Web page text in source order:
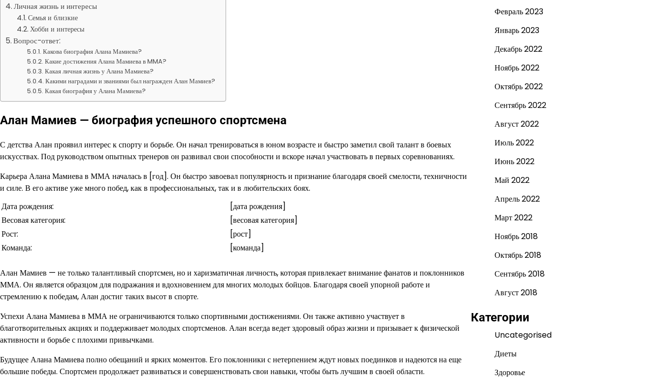
Личная жизнь и интересы
Семья и близкие
Хобби и интересы
Вопрос-ответ:
Какова биография Алана Мамиева?
Какие достижения Алана Мамиева в MMA?
Какая личная жизнь у Алана Мамиева?
Какими наградами и званиями был награжден Алан Мамиев?
Какая биография у Алана Мамиева?
Алан Мамиев — биография успешного спортсмена
С детства Алан проявил интерес к спорту и борьбе. Он начал тренироваться в юном возрасте и быстро заметил свой талант в боевых
искусствах. Под руководством опытных тренеров он развивал свои способности и вскоре начал участвовать в первых соревнованиях.
Карьера Алана Мамиева в ММА началась в [год]. Он быстро завоевал популярность и признание благодаря своей смелости, техничности
и силе. В его активе уже много побед, как в профессиональных, так и в любительских боях.
Дата рождения:
[дата рождения]
Весовая категория:
[весовая категория]
Рост:
[рост]
Команда:
[команда]
Алан Мамиев — не только талантливый спортсмен, но и харизматичная личность, которая привлекает внимание фанатов и поклонников
ММА. Он является образцом для подражания и вдохновением для многих молодых бойцов. Благодаря своей упорной работе и
стремлению к победам, Алан достиг таких высот в спорте.
Успехи Алана Мамиева в ММА не ограничиваются только спортивными достижениями. Он также активно участвует в
благотворительных акциях и поддерживает молодых спортсменов. Алан всегда ведет здоровый образ жизни и призывает к физической
активности и борьбе с плохими привычками.
Будущее Алана Мамиева полно обещаний и ярких моментов. Его поклонники с нетерпением ждут новых поединков и надеются на еще
большие победы. Спортсмен продолжает развиваться и совершенствовать свои навыки, чтобы быть лучшим в своей области.
Февраль 2023
Январь 2023
Декабрь 2022
Ноябрь 2022
Октябрь 2022
Сентябрь 2022
Август 2022
Июль 2022
Июнь 2022
Май 2022
Апрель 2022
Март 2022
Ноябрь 2018
Октябрь 2018
Сентябрь 2018
Август 2018
Категории
Uncategorised
Диеты
Здоровье